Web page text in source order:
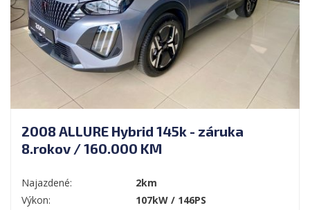
2008 ALLURE Hybrid 145k - záruka
8.rokov / 160.000 KM
Najazdené:
2km
Výkon:
107kW / 146PS